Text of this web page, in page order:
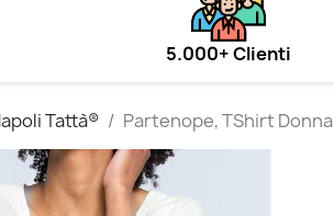
5.000+ Clienti
Tattà® Partenope, TShirt Donna